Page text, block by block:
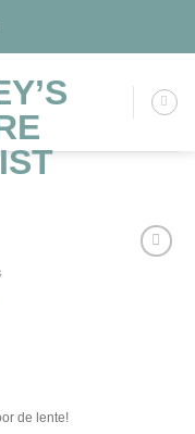
de lente!